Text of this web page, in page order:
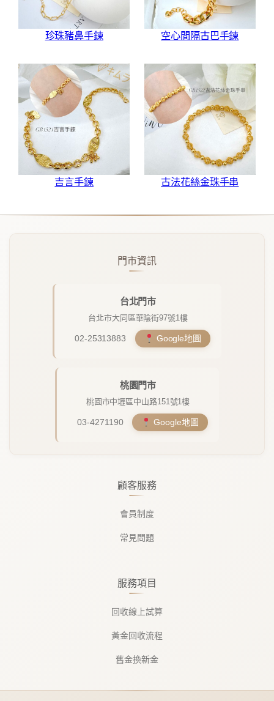
珍珠豬鼻手鍊 空心間隔古巴手鍊
吉言手鍊 古法花絲金珠手串
顧客服務
會員制度
常見問題
服務項目
回收線上試算
黃金回收流程
舊金換新金
門市資訊
台北門市
台北市大同區華陰街97號1樓
02-25313883 Google地圖
桃園門市
桃園市中壢區中山路151號1樓
03-4271190 Google地圖